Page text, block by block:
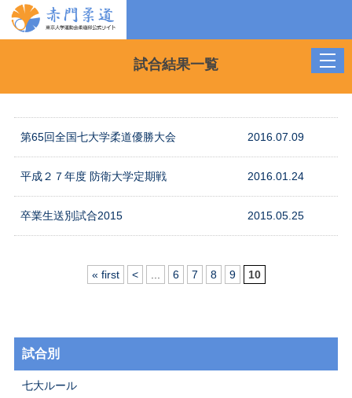
試合結果一覧
第65回全国七大学柔道優勝大会 2016.07.09
平成２７年度 防衛大学定期戦 2016.01.24
卒業生送別試合2015 2015.05.25
« first < 6 7 8 9 10
試合別
七大ルール